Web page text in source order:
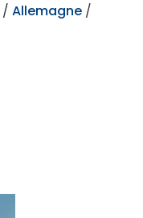
/ Allemagne /